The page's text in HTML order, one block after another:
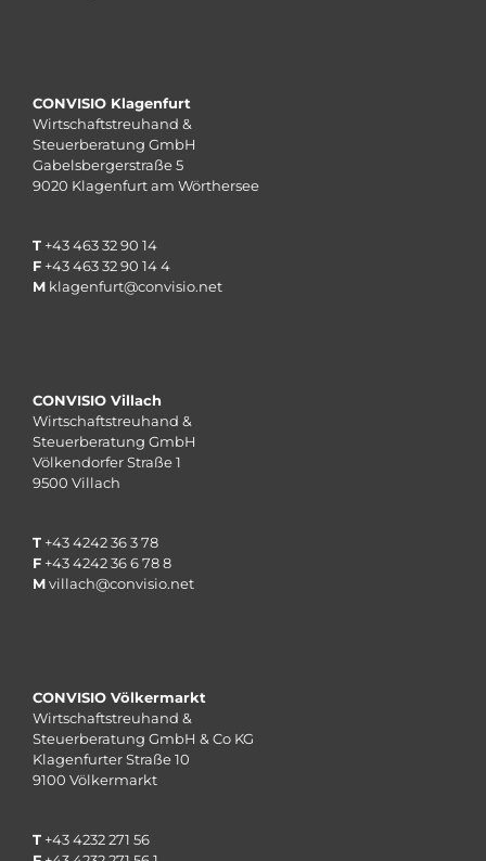
CONVISIO Klagenfurt
Wirtschaftstreuhand &
Steuerberatung GmbH
Gabelsbergerstraße 5
9020 Klagenfurt am Wörthersee
T +43 463 32 90 14
F +43 463 32 90 14 4
M klagenfurt@convisio.net
CONVISIO Villach
Wirtschaftstreuhand &
Steuerberatung GmbH
Völkendorfer Straße 1
9500 Villach
T +43 4242 36 3 78
F +43 4242 36 6 78 8
Mvillach@convisio.net
CONVISIO Völkermarkt
Wirtschaftstreuhand &
Steuerberatung GmbH & Co KG
Klagenfurter Straße 10
9100 Völkermarkt
T +43 4232 271 56